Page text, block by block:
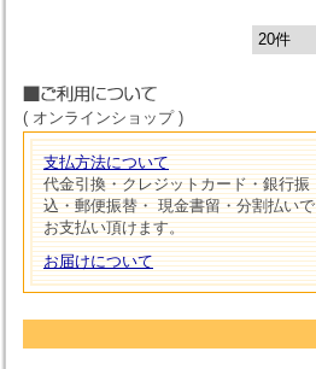
20件
( オンラインショップ )
支払方法について
代金引換・クレジットカード・銀行振
込・郵便振替・ 現金書留・分割払いで
お支払い頂けます。
お届けについて